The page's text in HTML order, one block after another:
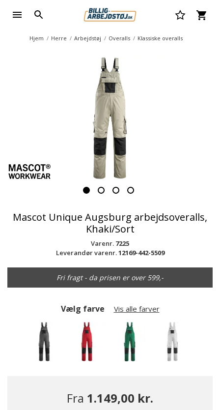
Hjem Herre Arbejdstøj Overalls Klassiske overalls
Mascot Unique Augsburg arbejdsoveralls,
Khaki/Sort
Varenr. 7225
Leverandør varenr.12169-442-5509
Fri fragt - da prisen er over 599,-
Vælg farve Vis alle farver
Fra 1.149,00 kr.